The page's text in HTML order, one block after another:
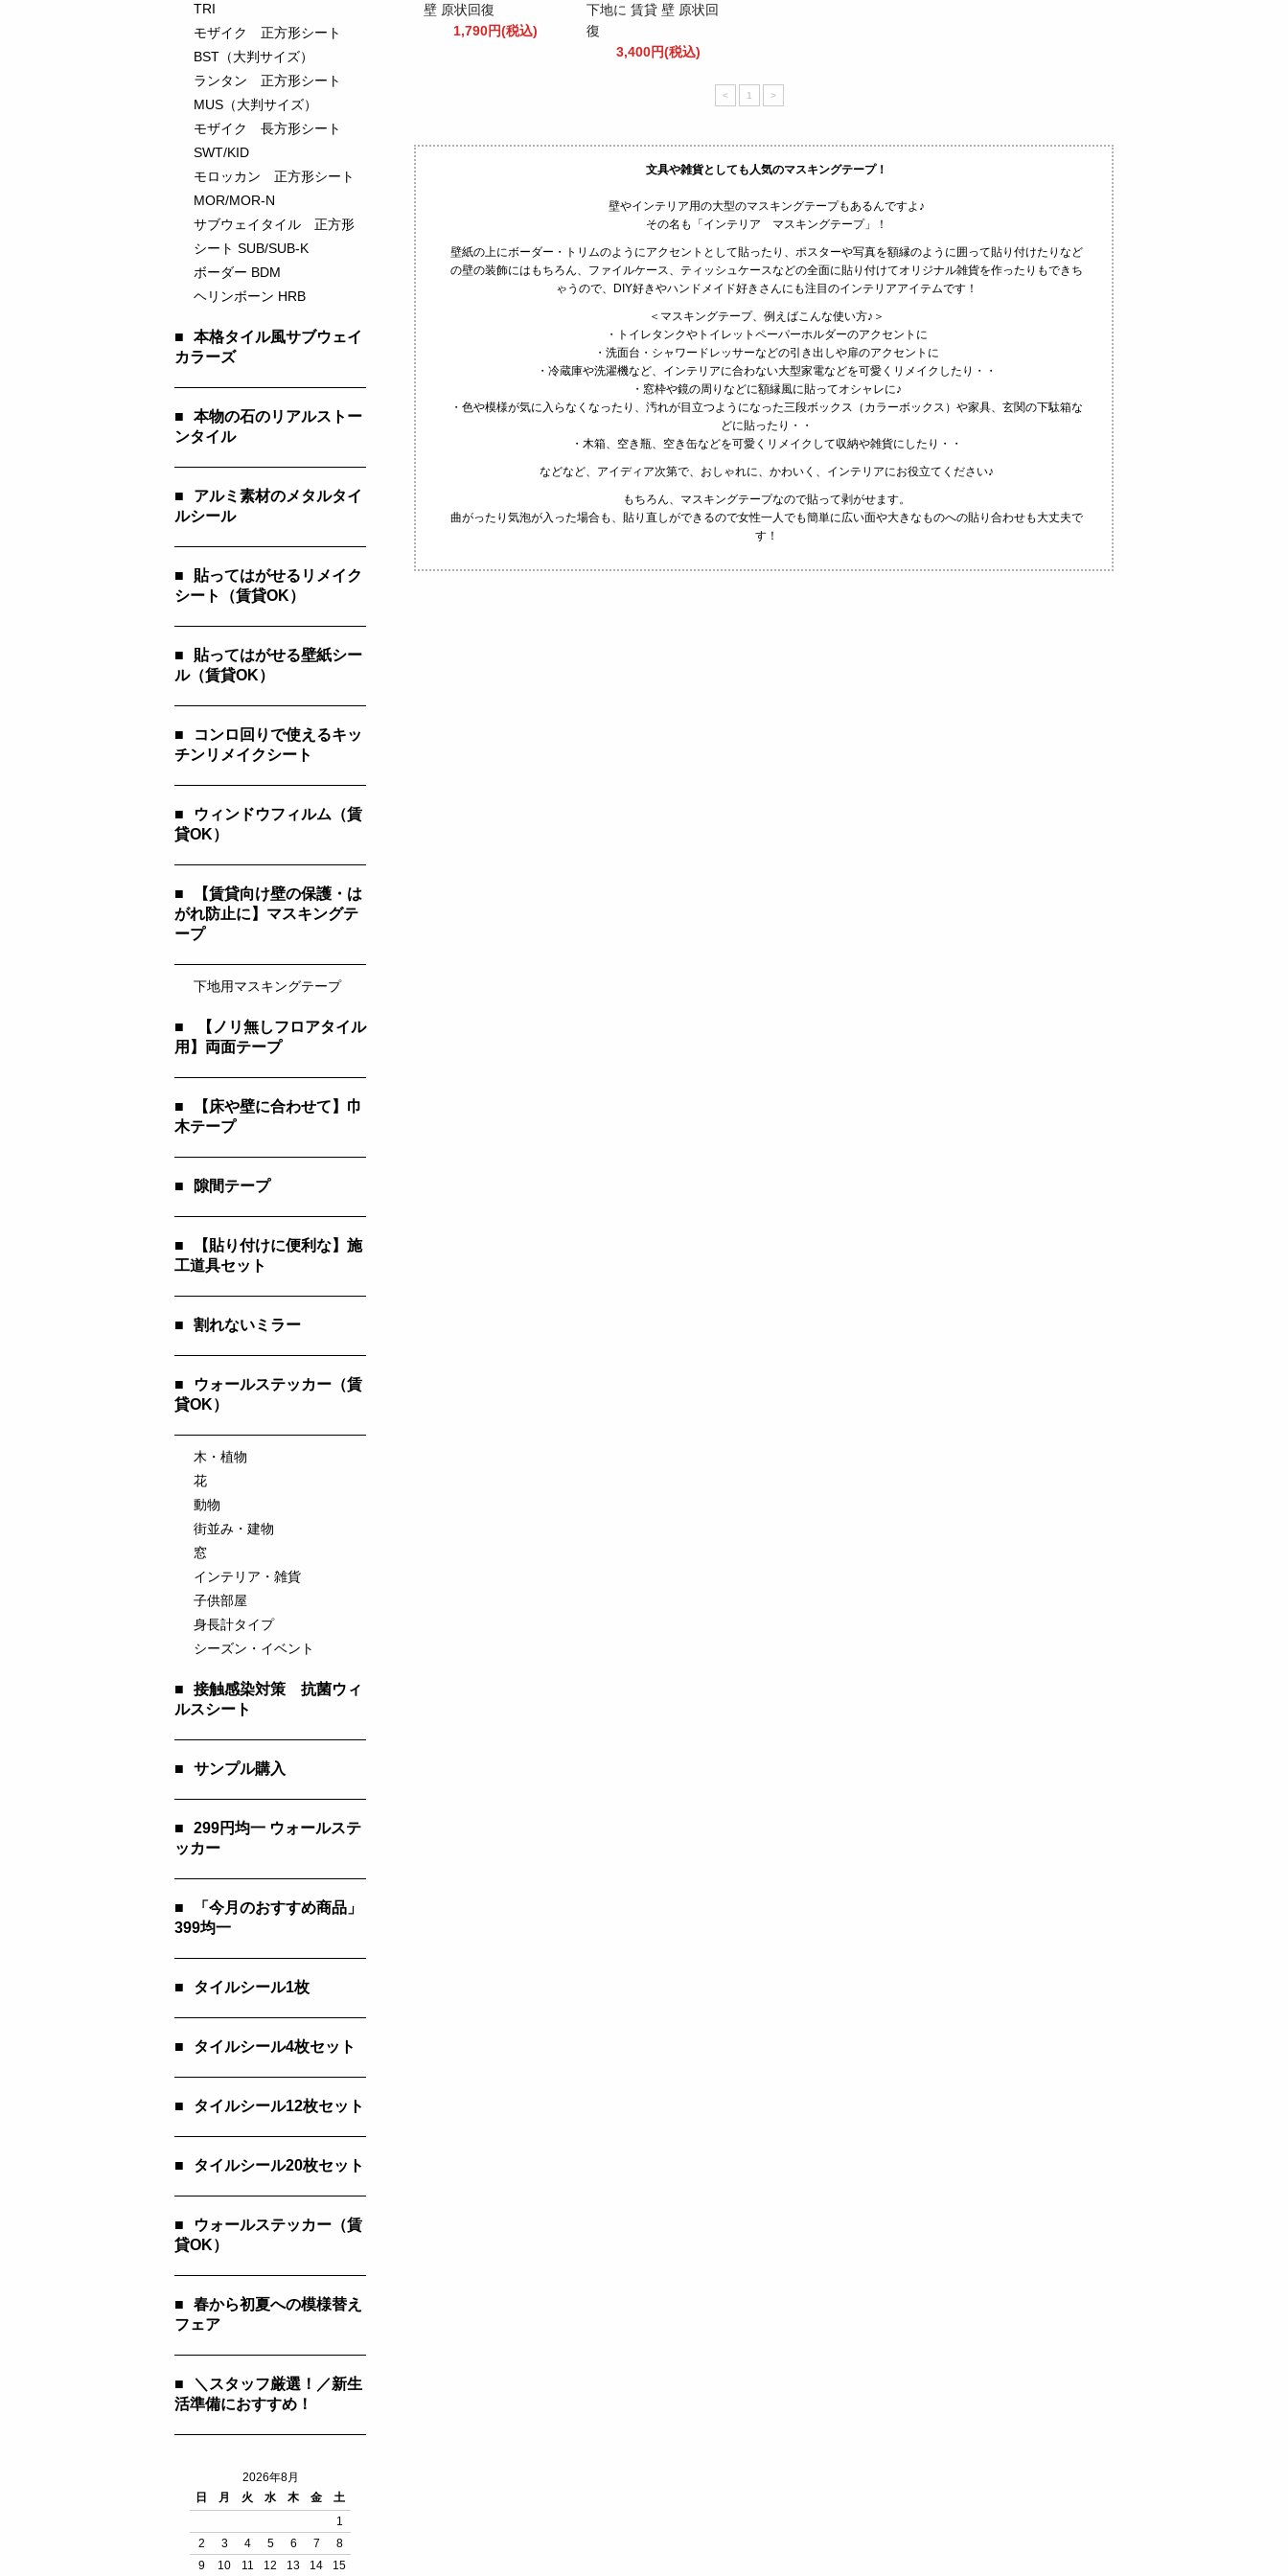
TRI
モザイク 正方形シート
BST（大判サイズ）
ランタン 正方形シート
MUS（大判サイズ）
モザイク 長方形シート
SWT/KID
モロッカン 正方形シート
MOR/MOR-N
サブウェイタイル 正方形
シート SUB/SUB-K
ボーダー BDM
ヘリンボーン HRB
■
本格タイル風サブウェイ
カラーズ
■
本物の石のリアルストー
ンタイル
■
アルミ素材のメタルタイ
ルシール
■
貼ってはがせるリメイク
シート（賃貸OK）
■
貼ってはがせる壁紙シー
ル（賃貸OK）
■
コンロ回りで使えるキッ
チンリメイクシート
■
ウィンドウフィルム（賃
貸OK）
■
【賃貸向け壁の保護・は
がれ防止に】マスキングテ
ープ
下地用マスキングテープ
■
【ノリ無しフロアタイル
用】両面テープ
■
【床や壁に合わせて】巾
木テープ
■ 隙間テープ
■
【貼り付けに便利な】施
工道具セット
■ 割れないミラー
■
ウォールステッカー（賃
貸OK）
木・植物
花
動物
街並み・建物
窓
インテリア・雑貨
子供部屋
身長計タイプ
シーズン・イベント
■
接触感染対策 抗菌ウィ
ルスシート
■ サンプル購入
■
299円均一 ウォールステ
ッカー
■
「今月のおすすめ商品」
399均一
■ タイルシール1枚
■ タイルシール4枚セット
■ タイルシール12枚セット
■ タイルシール20枚セット
■
ウォールステッカー（賃
貸OK）
■
春から初夏への模様替え
フェア
■
＼スタッフ厳選！／新生
活準備におすすめ！
2026年8月
日
月 火 水 木 金
土
1
2
3 4 5 6 7
8
9
10 11 12 13 14 15
壁 原状回復
1,790円(税込)
下地に 賃貸 壁 原状回
復
3,400円(税込)
< 1 >
文具や雑貨としても人気のマスキングテープ！
壁やインテリア用の大型のマスキングテープもあるんですよ♪
その名も「インテリア マスキングテープ」！
壁紙の上にボーダー・トリムのようにアクセントとして貼ったり、ポスターや写真を額縁のように囲って貼り付けたりなど
の壁の装飾にはもちろん、ファイルケース、ティッシュケースなどの全面に貼り付けてオリジナル雑貨を作ったりもできち
ゃうので、DIY好きやハンドメイド好きさんにも注目のインテリアアイテムです！
＜マスキングテープ、例えばこんな使い方♪＞
・トイレタンクやトイレットペーパーホルダーのアクセントに
・洗面台・シャワードレッサーなどの引き出しや扉のアクセントに
・冷蔵庫や洗濯機など、インテリアに合わない大型家電などを可愛くリメイクしたり・・
・窓枠や鏡の周りなどに額縁風に貼ってオシャレに♪
・色や模様が気に入らなくなったり、汚れが目立つようになった三段ボックス（カラーボックス）や家具、玄関の下駄箱な
どに貼ったり・・
・木箱、空き瓶、空き缶などを可愛くリメイクして収納や雑貨にしたり・・
などなど、アイディア次第で、おしゃれに、かわいく、インテリアにお役立てください♪
もちろん、マスキングテープなので貼って剥がせます。
曲がったり気泡が入った場合も、貼り直しができるので女性一人でも簡単に広い面や大きなものへの貼り合わせも大丈夫で
す！